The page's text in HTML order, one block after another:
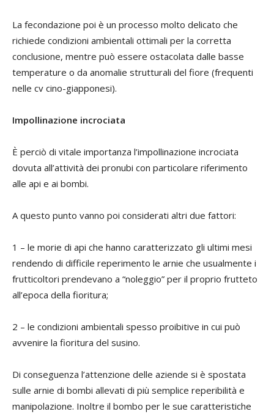
La fecondazione poi è un processo molto delicato che
richiede condizioni ambientali ottimali per la corretta
conclusione, mentre può essere ostacolata dalle basse
temperature o da anomalie strutturali del fiore (frequenti
nelle cv cino-giapponesi).
Impollinazione incrociata
È perciò di vitale importanza l’impollinazione incrociata
dovuta all’attività dei pronubi con particolare riferimento
alle api e ai bombi.
A questo punto vanno poi considerati altri due fattori:
1 – le morie di api che hanno caratterizzato gli ultimi mesi
rendendo di difficile reperimento le arnie che usualmente i
frutticoltori prendevano a “noleggio” per il proprio frutteto
all’epoca della fioritura;
2 – le condizioni ambientali spesso proibitive in cui può
avvenire la fioritura del susino.
Di conseguenza l’attenzione delle aziende si è spostata
sulle arnie di bombi allevati di più semplice reperibilità e
manipolazione. Inoltre il bombo per le sue caratteristiche